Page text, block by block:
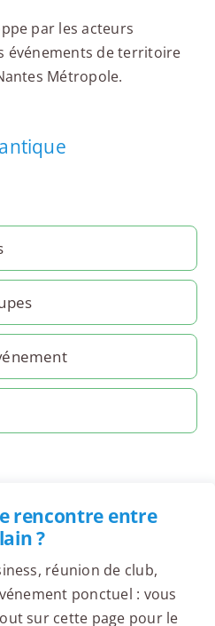
par les acteurs
événements de territoire
Métropole.
rencontre entre
?
réunion de club,
ponctuel : vous
sur cette page pour le